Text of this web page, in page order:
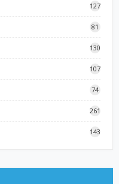
127
81
130
107
74
261
143